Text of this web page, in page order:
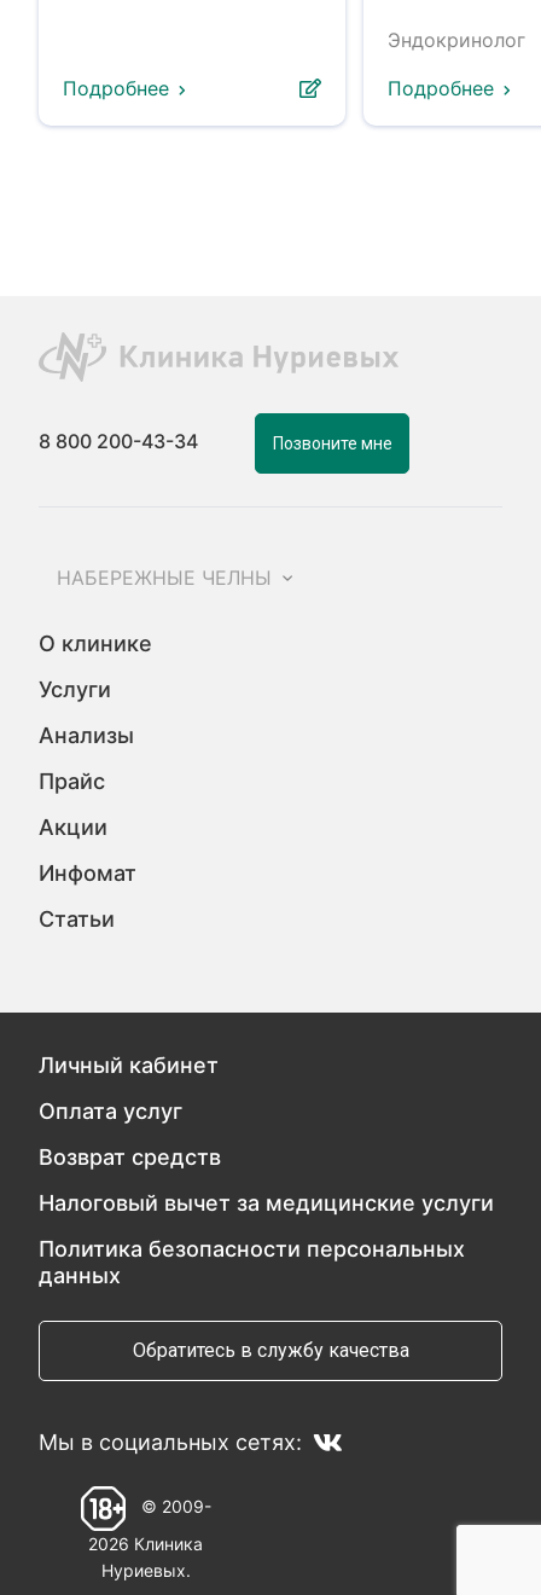
Подробнее
Эндокринолог
Подробнее
8 800 200-43-34 Позвоните мне
НАБЕРЕЖНЫЕ ЧЕЛНЫ
О клинике
Услуги
Анализы
Прайс
Акции
Инфомат
Статьи
Личный кабинет
Оплата услуг
Возврат средств
Налоговый вычет за медицинские услуги
Политика безопасности персональных
данных
Обратитесь в службу качества
Мы в социальных сетях:
© 2009-
2026 Клиника
Нуриевых.